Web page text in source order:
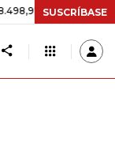
+$ 8.753,81 +2,19%
SUSCRÍBASE